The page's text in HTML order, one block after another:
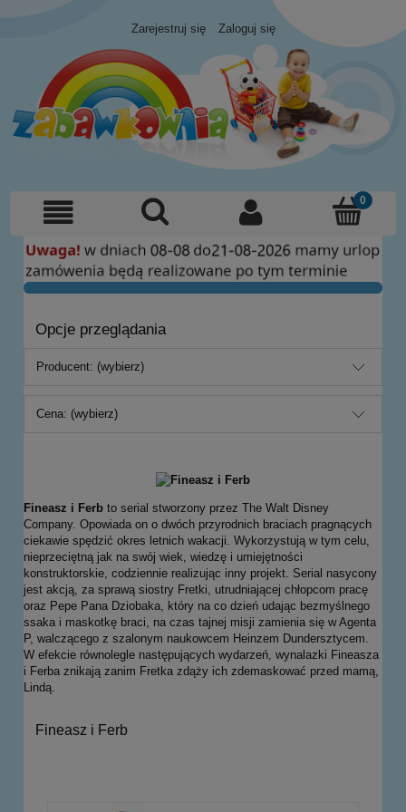
Zarejestruj się Zaloguj się
Opcje przeglądania
Producent: (wybierz)
Cena: (wybierz)
Fineasz i Ferb to serial stworzony przez The Walt Disney
Company. Opowiada on o dwóch przyrodnich braciach pragnących
ciekawie spędzić okres letnich wakacji. Wykorzystują w tym celu,
nieprzeciętną jak na swój wiek, wiedzę i umiejętności
konstruktorskie, codziennie realizując inny projekt. Serial nasycony
jest akcją, za sprawą siostry Fretki, utrudniającej chłopcom pracę
oraz Pepe Pana Dziobaka, który na co dzień udając bezmyślnego
ssaka i maskotkę braci, na czas tajnej misji zamienia się w Agenta
P, walczącego z szalonym naukowcem Heinzem Dundersztycem.
W efekcie równolegle następujących wydarzeń, wynalazki Fineasza
i Ferba znikają zanim Fretka zdąży ich zdemaskować przed mamą,
Lindą.
Fineasz i Ferb